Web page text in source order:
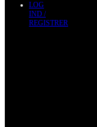
LOG
IND /
REGISTRER